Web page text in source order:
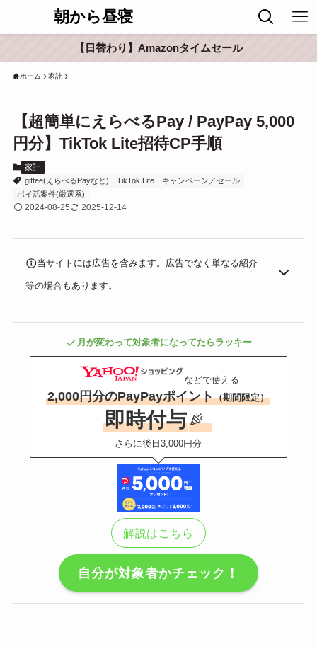
朝から昼寝
【日替わり】Amazonタイムセール
ホーム 家計
【超簡単にえらべるPay / PayPay 5,000
円分】TikTok Lite招待CP手順
家計
giftee(えらべるPayなど)
TikTok Lite
キャンペーン／セール
ポイ活案件(厳選系)
2024-08-25 2025-12-14
当サイトには広告を含みます。広告でなく単なる紹介
等の場合もあります。
月が変わって対象者になってたらラッキー
などで使える
2,000円分のPayPayポイント（期間限定）
即時付与
さらに後日3,000円分
解説はこちら
自分が対象者かチェック！